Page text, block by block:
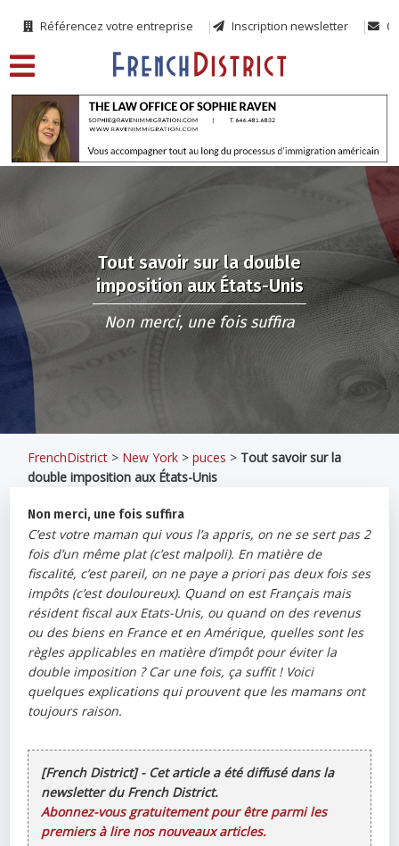
Référencez votre entreprise Inscription newsletter
Tout savoir sur la double
imposition aux États-Unis
Non merci, une fois suffira
FrenchDistrict > New York >puces > Tout savoir sur la
double imposition aux États-Unis
Non merci, une fois suffira
C’est votre maman qui vous l’a appris, on ne se sert pas 2
fois d’un même plat (c’est malpoli). En matière de
fiscalité, c’est pareil, on ne paye a priori pas deux fois ses
impôts (c’est douloureux). Quand on est Français mais
résident fiscal aux Etats-Unis, ou quand on des revenus
ou des biens en France et en Amérique, quelles sont les
règles applicables en matière d’impôt pour éviter la
double imposition ? Car une fois, ça suffit ! Voici
quelques explications qui prouvent que les mamans ont
toujours raison.
[French District] - Cet article a été diffusé dans la
newsletter du French District.
Abonnez-vous gratuitement pour être parmi les
premiers à lire nos nouveaux articles.